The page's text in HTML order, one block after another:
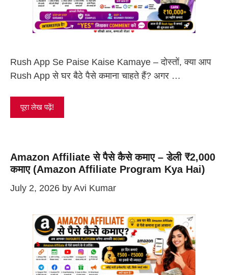
Rush App Se Paise Kaise Kamaye – दोस्तों, क्या आप
Rush App से घर बैठे पैसे कमाना चाहते हैं? अगर …
पूरा लेख पढ़ें!
Amazon Affiliate से पैसे कैसे कमाए – डेली ₹2,000
कमाए (Amazon Affiliate Program Kya Hai)
July 2, 2026 by Avi Kumar